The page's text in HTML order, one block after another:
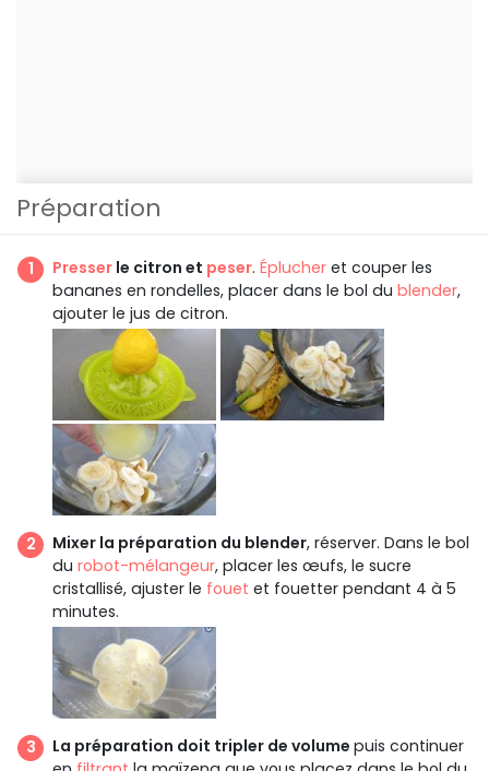
Préparation
Presser le citron et peser. Éplucher et couper les
bananes en rondelles, placer dans le bol du blender,
ajouter le jus de citron.
Mixer la préparation du blender, réserver. Dans le bol
du robot-mélangeur, placer les œufs, le sucre
cristallisé, ajuster le fouet et fouetter pendant 4 à 5
minutes.
La préparation doit tripler de volume puis continuer